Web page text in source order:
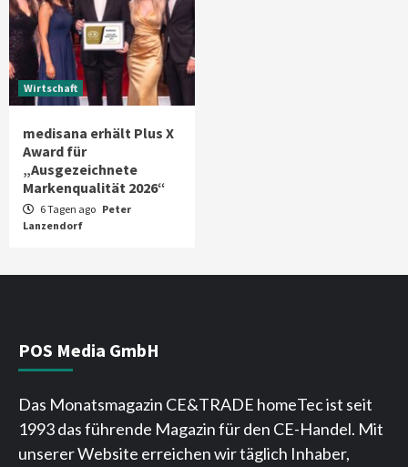
Wirtschaft
medisana erhält Plus X
Award für
„Ausgezeichnete
Markenqualität 2026“
6 Tagen ago Peter
Lanzendorf
POS Media GmbH
Das Monatsmagazin CE&TRADE homeTec ist seit
1993 das führende Magazin für den CE-Handel. Mit
unserer Website erreichen wir täglich Inhaber,